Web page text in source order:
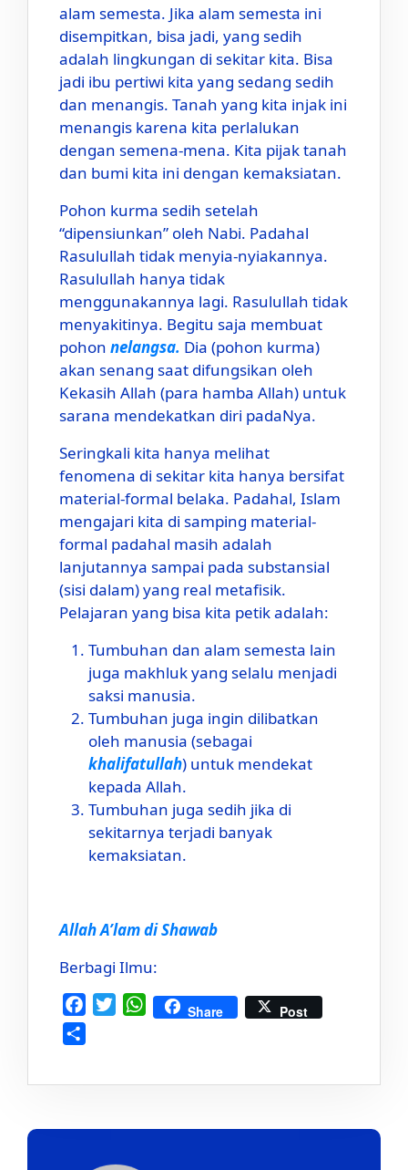
alam semesta. Jika alam semesta ini
disempitkan, bisa jadi, yang sedih
adalah lingkungan di sekitar kita. Bisa
jadi ibu pertiwi kita yang sedang sedih
dan menangis. Tanah yang kita injak ini
menangis karena kita perlalukan
dengan semena-mena. Kita pijak tanah
dan bumi kita ini dengan kemaksiatan.
Pohon kurma sedih setelah
“dipensiunkan” oleh Nabi. Padahal
Rasulullah tidak menyia-nyiakannya.
Rasulullah hanya tidak
menggunakannya lagi. Rasulullah tidak
menyakitinya. Begitu saja membuat
pohon nelangsa. Dia (pohon kurma)
akan senang saat difungsikan oleh
Kekasih Allah (para hamba Allah) untuk
sarana mendekatkan diri padaNya.
Seringkali kita hanya melihat
fenomena di sekitar kita hanya bersifat
material-formal belaka. Padahal, Islam
mengajari kita di samping material-
formal padahal masih adalah
lanjutannya sampai pada substansial
(sisi dalam) yang real metafisik.
Pelajaran yang bisa kita petik adalah:
Tumbuhan dan alam semesta lain
juga makhluk yang selalu menjadi
saksi manusia.
Tumbuhan juga ingin dilibatkan
oleh manusia (sebagai
khalifatullah) untuk mendekat
kepada Allah.
Tumbuhan juga sedih jika di
sekitarnya terjadi banyak
kemaksiatan.
Allah A’lam di Shawab
Berbagi Ilmu:
Facebook
TwitterWhatsAppShare Post